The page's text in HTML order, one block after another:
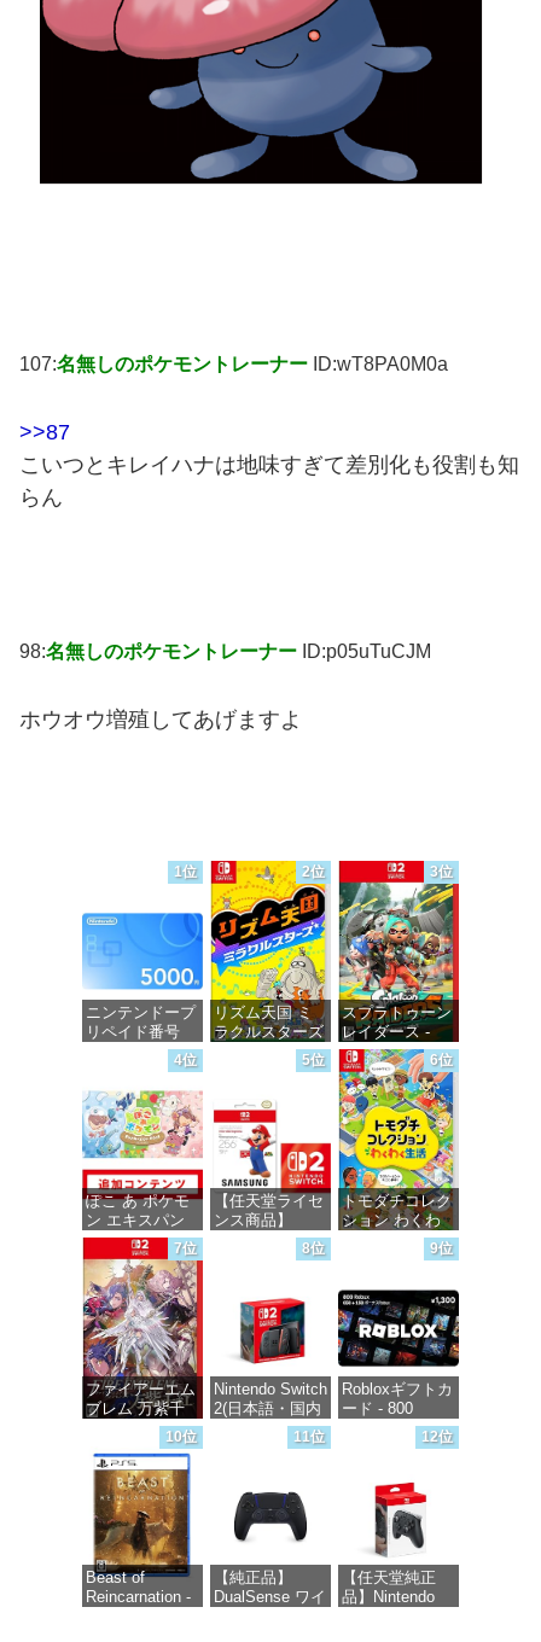
107:名無しのポケモントレーナー ID:wT8PA0M0a
>>87
こいつとキレイハナは地味すぎて差別化も役割も知
らん
98:名無しのポケモントレーナー ID:p05uTuCJM
ホウオウ増殖してあげますよ
1位
ニンテンドープ
リペイド番号
5000円|オンラ
インコード版
価格：¥5,000
2位
リズム天国 ミ
ラクルスターズ
3位
スプラトゥーン
レイダース -
Switch2
価格：¥6,446
4位
ぽこ あ ポケモ
ン エキスパン
ションパス|オン
ラインコード版
価格：¥4,400
5位
【任天堂ライセ
ンス商品】
256GB for
Nintendo Switch
2(サムスン マイ
クロSDエクス
プレスカード
256GB)
【Amazon.co.jp
Nintendo S
価格：¥9,980
6位
トモダチコレク
ション わくわ
く生活 -Switch
7位
ファイアーエム
ブレム 万紫千
紅 -Switch2
価格：¥8,979
8位
Nintendo Switch
2(日本語・国内
9位
Robloxギフトカ
ード - 800
Robux 【限定バ
ーチャルアイテ
【オンラインゲ
ームコード】
ロブロックス |
オンラインコー
ド版
価格：¥1,300
10位
Beast of
Reincarnation -
11位
【純正品】
DualSense ワイ
12位
【任天堂純正
品】Nintendo